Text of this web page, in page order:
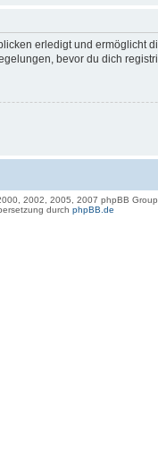
erledigt und
bevor du dich
2002, 2005, 2007 phpBB Group
durch phpBB.de